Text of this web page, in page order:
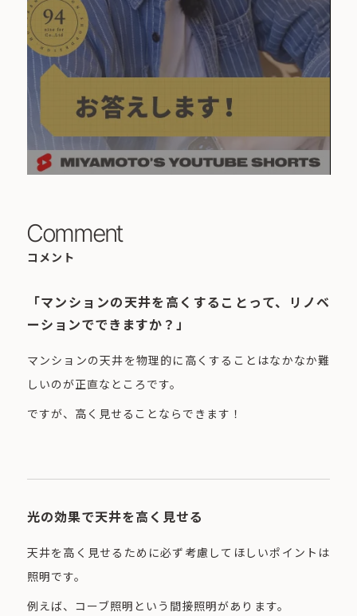
Comment
コメント
「マンションの天井を高くすることって、リノベ
ーションでできますか？」
マンションの天井を物理的に高くすることはなかなか難
しいのが正直なところです。
ですが、高く見せることならできます！
光の効果で天井を高く見せる
天井を高く見せるために必ず考慮してほしいポイントは
照明です。
例えば、コーブ照明という間接照明があります。